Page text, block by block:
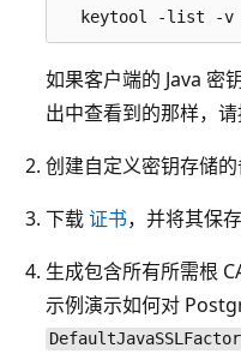
如果客户端的 Java 密
出中查看到的那样，请
创建自定义密钥存储的
下载证书，并将其保
生成包含所有所需根
示例演示如何对